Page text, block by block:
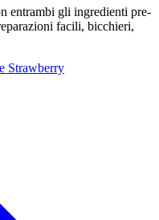
entrambi gli ingredienti pre-
facili, bicchieri,
Strawberry